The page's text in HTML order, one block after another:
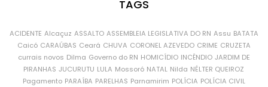
TAGS
ACIDENTE Alcaçuz ASSALTO ASSEMBLEIA LEGISLATIVA DO RN Assu BATATA
Caicó CARAÚBAS Ceará CHUVA CORONEL AZEVEDO CRIME CRUZETA
currais novos Dilma Governo do RN HOMICÍDIO INCÊNDIO JARDIM DE
PIRANHAS JUCURUTU LULA Mossoró NATAL Nilda NÉLTER QUEIROZ
Pagamento PARAÍBA PARELHAS Parnamirim POLÍCIA POLÍCIA CIVIL